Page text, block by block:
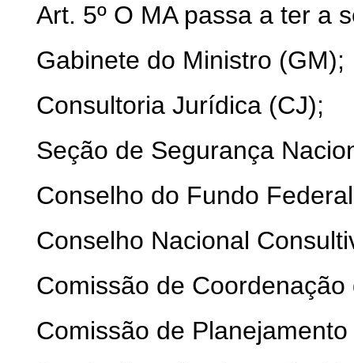
Art. 5º O MA passa a ter a
Gabinete do Ministro (GM);
Consultoria Jurídica (CJ);
Seção de Segurança
Conselho do Fundo
Conselho Nacional
Comissão de
Comissão de